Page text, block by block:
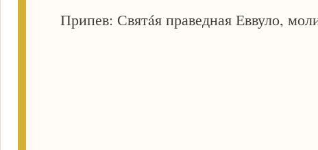
Припев: Святáя праведная Еввуло,